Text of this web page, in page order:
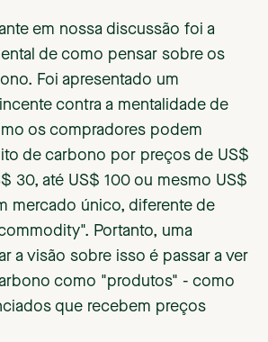
em nossa discussão foi a
de como pensar sobre os
Foi apresentado um
contra a mentalidade de
os compradores podem
de carbono por preços de US$
30, até US$ 100 ou mesmo US$
mercado único, diferente de
Portanto, uma
a visão sobre isso é passar a ver
como "produtos" - como
que recebem preços